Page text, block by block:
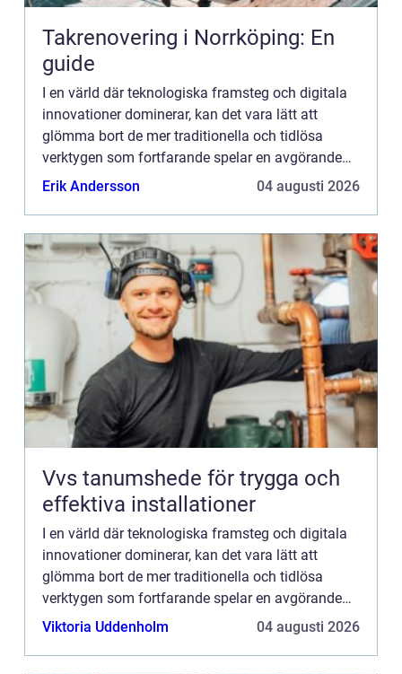
Takrenovering i Norrköping: En
guide
I en värld där teknologiska framsteg och digitala
innovationer dominerar, kan det vara lätt att
glömma bort de mer traditionella och tidlösa
verktygen som fortfarande spelar en avgörande
roll i vår dagliga säk...
Erik Andersson 04 augusti 2026
Vvs tanumshede för trygga och
effektiva installationer
I en värld där teknologiska framsteg och digitala
innovationer dominerar, kan det vara lätt att
glömma bort de mer traditionella och tidlösa
verktygen som fortfarande spelar en avgörande
roll i vår dagliga säk...
Viktoria Uddenholm 04 augusti 2026